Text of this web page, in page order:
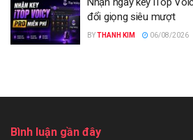
đổi giọng siêu mượt
BYTHANH KIM 06/08/2026
Bình luận gần đây